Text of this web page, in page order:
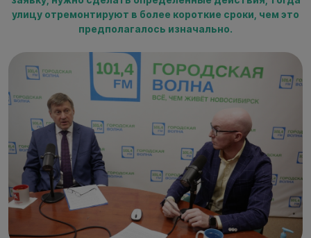
улицу отремонтируют в более короткие сроки, чем это
предполагалось изначально.